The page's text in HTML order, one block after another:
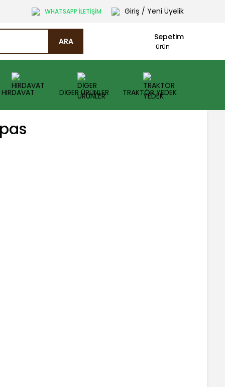
WHATSAPP İLETİŞİM Giriş / Yeni Üyelik
ARA Sepetim
ürün
HIRDAVAT DİGER ÜRÜNLER TRAKTÖR YEDEK